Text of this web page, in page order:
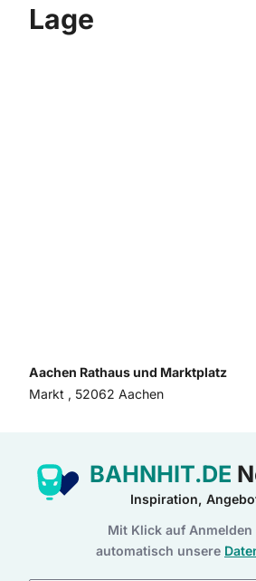
Lage
Aachen Rathaus und Marktplatz
Markt , 52062 Aachen
BAHNHIT.DE
Inspiration,
Mit Klick auf Anmelden
automatisch unsere